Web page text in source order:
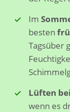
Im
besten
Tagsüber
Lüften
wenn es